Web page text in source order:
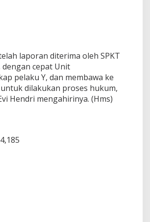
laporan diterima oleh SPKT
dengan cepat Unit
pelaku Y, dan membawa ke
dilakukan proses hukum,
Hendri mengahirinya. (Hms)
4,185